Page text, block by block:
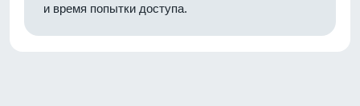
и время попытки доступа.